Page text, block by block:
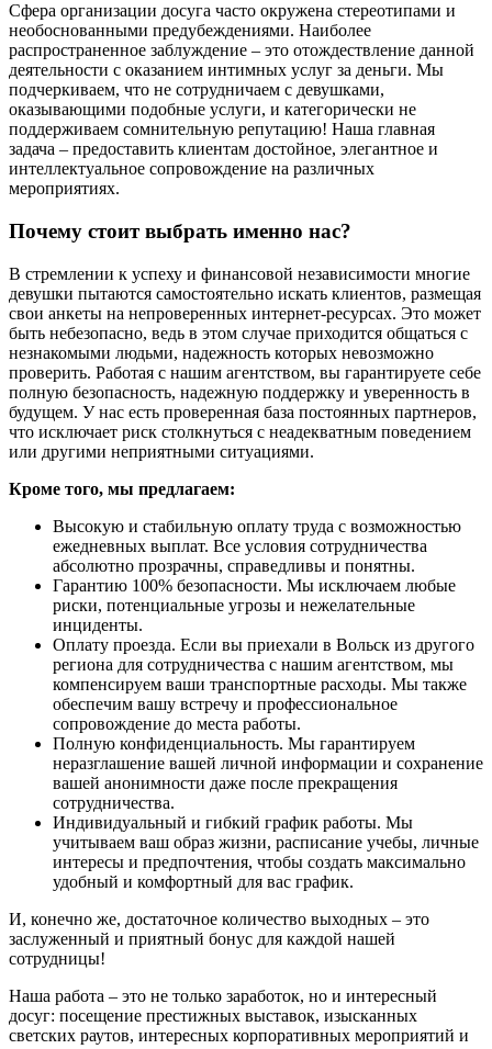
Сфера организации досуга часто окружена стереотипами и
необоснованными предубеждениями. Наиболее
распространенное заблуждение – это отождествление данной
деятельности с оказанием интимных услуг за деньги. Мы
подчеркиваем, что не сотрудничаем с девушками,
оказывающими подобные услуги, и категорически не
поддерживаем сомнительную репутацию! Наша главная
задача – предоставить клиентам достойное, элегантное и
интеллектуальное сопровождение на различных
мероприятиях.
Почему стоит выбрать именно нас?
В стремлении к успеху и финансовой независимости многие
девушки пытаются самостоятельно искать клиентов, размещая
свои анкеты на непроверенных интернет-ресурсах. Это может
быть небезопасно, ведь в этом случае приходится общаться с
незнакомыми людьми, надежность которых невозможно
проверить. Работая с нашим агентством, вы гарантируете себе
полную безопасность, надежную поддержку и уверенность в
будущем. У нас есть проверенная база постоянных партнеров,
что исключает риск столкнуться с неадекватным поведением
или другими неприятными ситуациями.
Кроме того, мы предлагаем:
Высокую и стабильную оплату труда с возможностью
ежедневных выплат. Все условия сотрудничества
абсолютно прозрачны, справедливы и понятны.
Гарантию 100% безопасности. Мы исключаем любые
риски, потенциальные угрозы и нежелательные
инциденты.
Оплату проезда. Если вы приехали в Вольск из другого
региона для сотрудничества с нашим агентством, мы
компенсируем ваши транспортные расходы. Мы также
обеспечим вашу встречу и профессиональное
сопровождение до места работы.
Полную конфиденциальность. Мы гарантируем
неразглашение вашей личной информации и сохранение
вашей анонимности даже после прекращения
сотрудничества.
Индивидуальный и гибкий график работы. Мы
учитываем ваш образ жизни, расписание учебы, личные
интересы и предпочтения, чтобы создать максимально
удобный и комфортный для вас график.
И, конечно же, достаточное количество выходных – это
заслуженный и приятный бонус для каждой нашей
сотрудницы!
Наша работа – это не только заработок, но и интересный
досуг: посещение престижных выставок, изысканных
светских раутов, интересных корпоративных мероприятий и